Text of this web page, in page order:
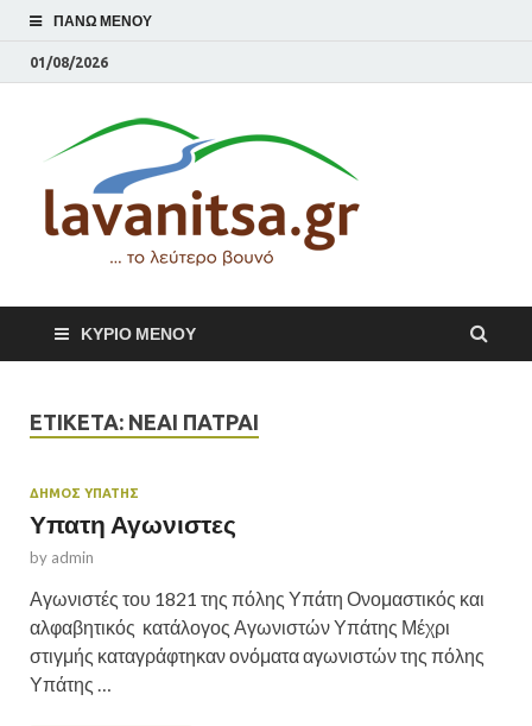
ΠΆΝΩ ΜΕΝΟΎ
01/08/2026
ΚΎΡΙΟ ΜΕΝΟΎ
ΕΤΙΚΈΤΑ: ΝΕΑΙ ΠΆΤΡΑΙ
ΔΗΜΟΣ ΥΠΑΤΗΣ
Υπατη Αγωνιστες
by admin
Αγωνιστές του 1821 της πόλης Υπάτη Ονομαστικός και
αλφαβητικός κατάλογος Αγωνιστών Υπάτης Μέχρι
στιγμής καταγράφτηκαν ονόματα αγωνιστών της πόλης
Υπάτης …